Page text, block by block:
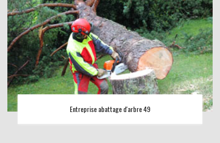
Entreprise abattage d'arbre 49